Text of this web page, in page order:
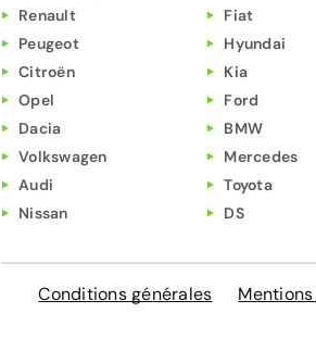
Renault
Peugeot
Citroën
Opel
Dacia
Volkswagen
Audi
Nissan
Fiat
Hyundai
Kia
Ford
BMW
Mercedes
Toyota
DS
Conditions générales